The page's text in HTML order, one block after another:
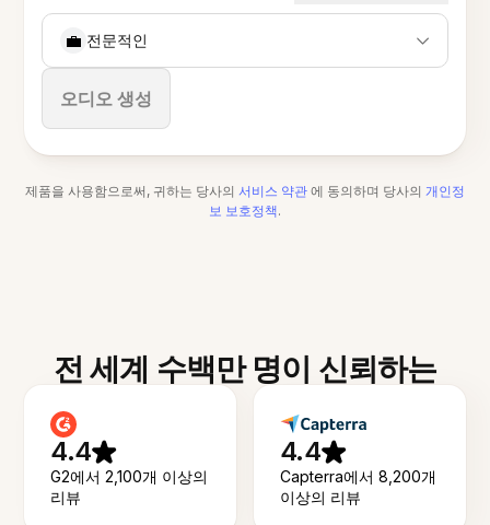
💼 전문적인
오디오 생성
중지
제품을 사용함으로써, 귀하는 당사의 서비스 약관 에 동의하며 당사의 개인정
보 보호정책.
전 세계 수백만 명이 신뢰하는
4.4
G2에서 2,100개 이상의
리뷰
4.4
Capterra에서 8,200개
이상의 리뷰